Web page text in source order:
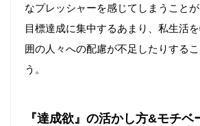
なプレッシャーを感じてしまうことが
目標達成に集中するあまり、私生活
囲の人々への配慮が不足したりする
う。
『達成欲』の活かし方&モチベ